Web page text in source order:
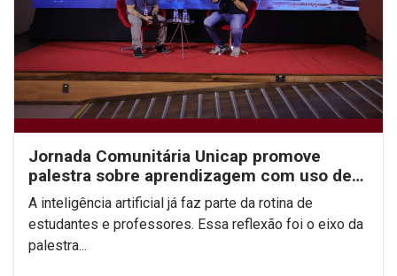
Jornada Comunitária Unicap promove
palestra sobre aprendizagem com uso de
IA
A inteligência artificial já faz parte da rotina de
estudantes e professores. Essa reflexão foi o eixo da
palestra...